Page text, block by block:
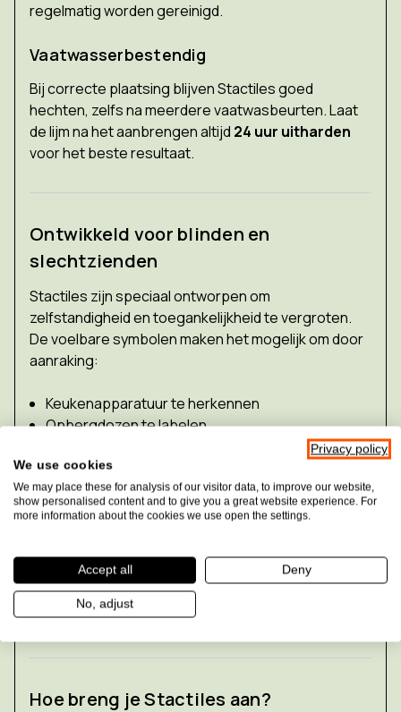
regelmatig worden gereinigd.
Vaatwasserbestendig
Bij correcte plaatsing blijven Stactiles goed
hechten, zelfs na meerdere vaatwasbeurten. Laat
de lijm na het aanbrengen altijd 24 uur uitharden
voor het beste resultaat.
Ontwikkeld voor blinden en
slechtzienden
Stactiles zijn speciaal ontworpen om
zelfstandigheid en toegankelijkheid te vergroten.
De voelbare symbolen maken het mogelijk om door
aanraking:
Keukenapparatuur te herkennen
Opbergdozen te labelen
Schakelaars en bedieningselementen te
onderscheiden
Gereedschappen te identificeren
Educatief materiaal toegankelijk te maken
Ze zijn niet alleen geschikt voor mensen met een
visuele beperking, maar ook voor mantelzorgers,
begeleiders, leerkrachten, ergotherapeuten en
organisaties die inclusie belangrijk vinden.
Hoe breng je Stactiles aan?
Privacy policy
We use cookies
We may place these for analysis of our visitor data, to improve our website,
show personalised content and to give you a great website experience. For
more information about the cookies we use open the settings.
Accept all Deny
No, adjust